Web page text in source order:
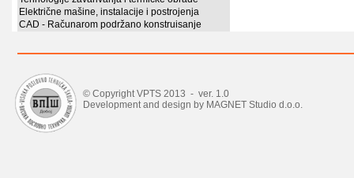
Električne mašine, instalacije i postrojenja
CAD - Računarom podržano konstruisanje
© Copyright VPTS 2013 - ver. 1.0
Development and design by MAGNET Studio d.o.o.